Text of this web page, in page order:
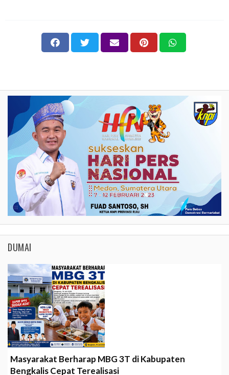
DUMAI
Masyarakat Berharap MBG 3T di Kabupaten
Bengkalis Cepat Terealisasi